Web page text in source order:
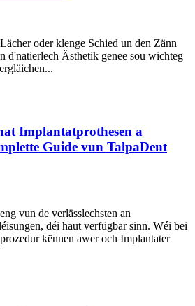
oder klenge Schied un den Zänn
d'natierlech Ästhetik genee sou wichteg
Implantatprothesen a
Guide vun TalpaDent
vun de verlässlechsten an
déi haut verfügbar sinn. Wéi bei
kënnen awer och Implantater